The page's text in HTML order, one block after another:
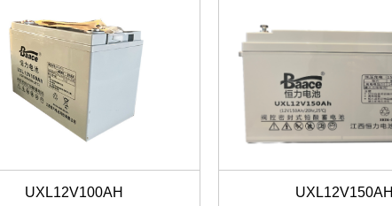
UXL12V100AH UXL12V150AH